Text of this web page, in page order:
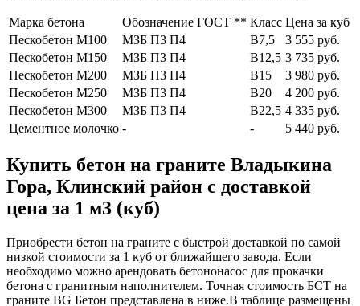
Марка бетона Обозначение ГОСТ ** Класс Цена за куб
Пескобетон М100
МЗБ П3 П4 В7,5
3 555 руб.
Пескобетон М150
МЗБ П3 П4 В12,5 3 735 руб.
Пескобетон М200
МЗБ П3 П4 В15
3 980 руб.
Пескобетон М250
МЗБ П3 П4 В20
4 200 руб.
Пескобетон М300
МЗБ П3 П4 В22,5 4 335 руб.
Цементное молочко - - 5 440 руб.
Купить бетон на граните Владыкина
Гора, Клинский район с доставкой
цена за 1 м3 (куб)
Приобрести бетон на граните с быстрой доставкой по самой
низкой стоимости за 1 куб от ближайшего завода. Если
необходимо можно арендовать бетононасос для прокачки
бетона с гранитным наполнителем. Точная стоимость БСТ на
граните BG Бетон представлена в ниже.В таблице размещены